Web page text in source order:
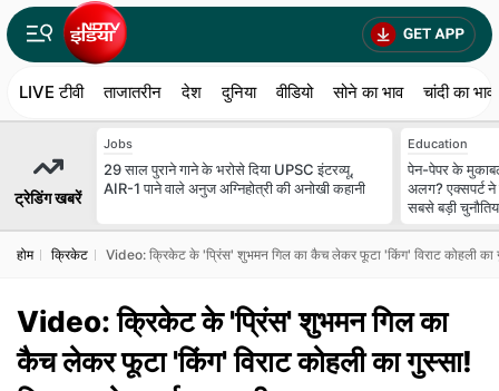
LIVE टीवी ताजातरीन देश दुनिया वीडियो सोने का भाव चांदी का भाव
ट्रेडिंग खबरें
Jobs
29 साल पुराने गाने के भरोसे दिया UPSC इंटरव्यू,
AIR-1 पाने वाले अनुज अग्निहोत्री की अनोखी कहानी
Education
पेन-पेपर के मुकाबले
अलग? एक्सपर्ट ने
सबसे बड़ी
होम क्रिकेट Video: क्रिकेट के 'प्रिंस' शुभमन गिल का कैच लेकर फूटा 'किंग' विराट कोहली का
Video: क्रिकेट के 'प्रिंस' शुभमन गिल का
कैच लेकर फूटा 'किंग' विराट कोहली का गुस्सा!